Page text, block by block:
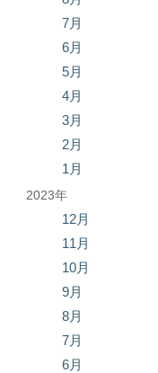
7月
6月
5月
4月
3月
2月
1月
2023年
12月
11月
10月
9月
8月
7月
6月